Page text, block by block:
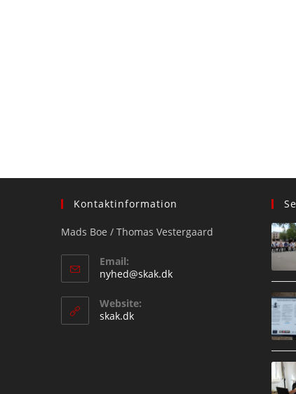
Kontaktinformation
Mads Boe / Thomas Vestergaard
Email:
nyhed@skak.dkOpens
Website:
skak.dk